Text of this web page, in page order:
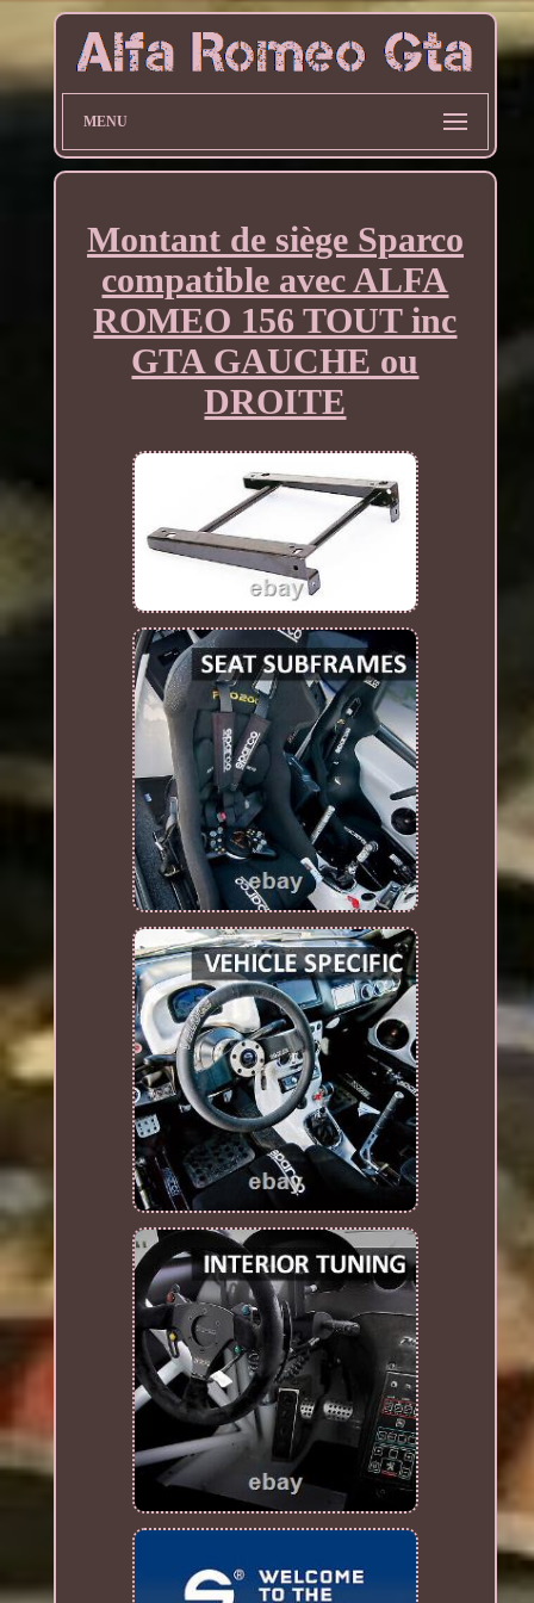
MENU
Montant de siège Sparco
compatible avec ALFA
ROMEO 156 TOUT inc
GTA GAUCHE ou
DROITE